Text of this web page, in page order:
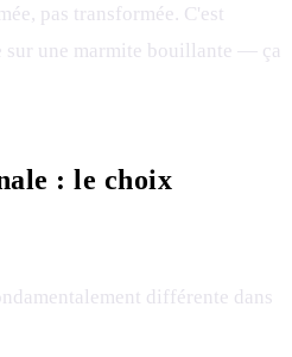
pas transformée. C'est
sur une marmite bouillante — ça
: le choix
différente dans